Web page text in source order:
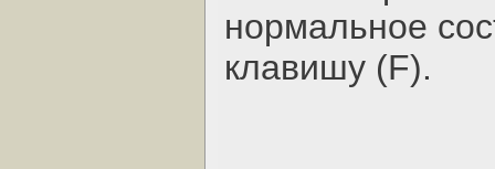
нормальное
клавишу (F).